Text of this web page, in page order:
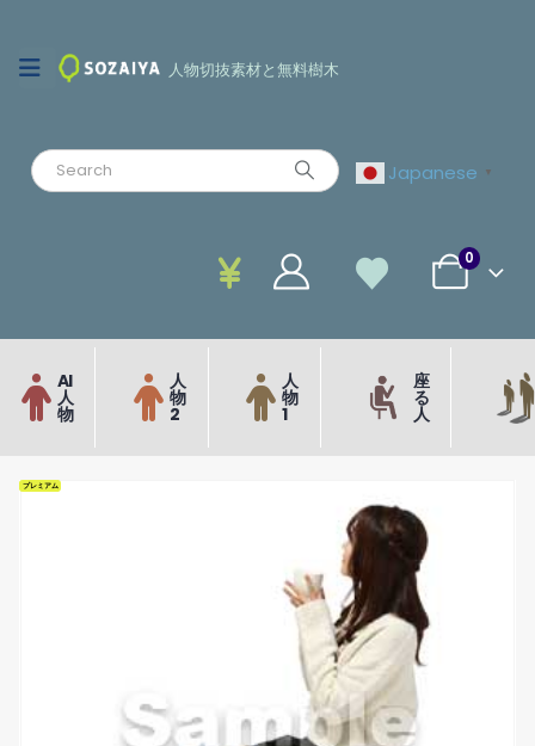
人物切抜素材と無料樹木
Japanese ▼
0
AI
人
物
人
物
2
人
物
1
座
る
人
プレミアム